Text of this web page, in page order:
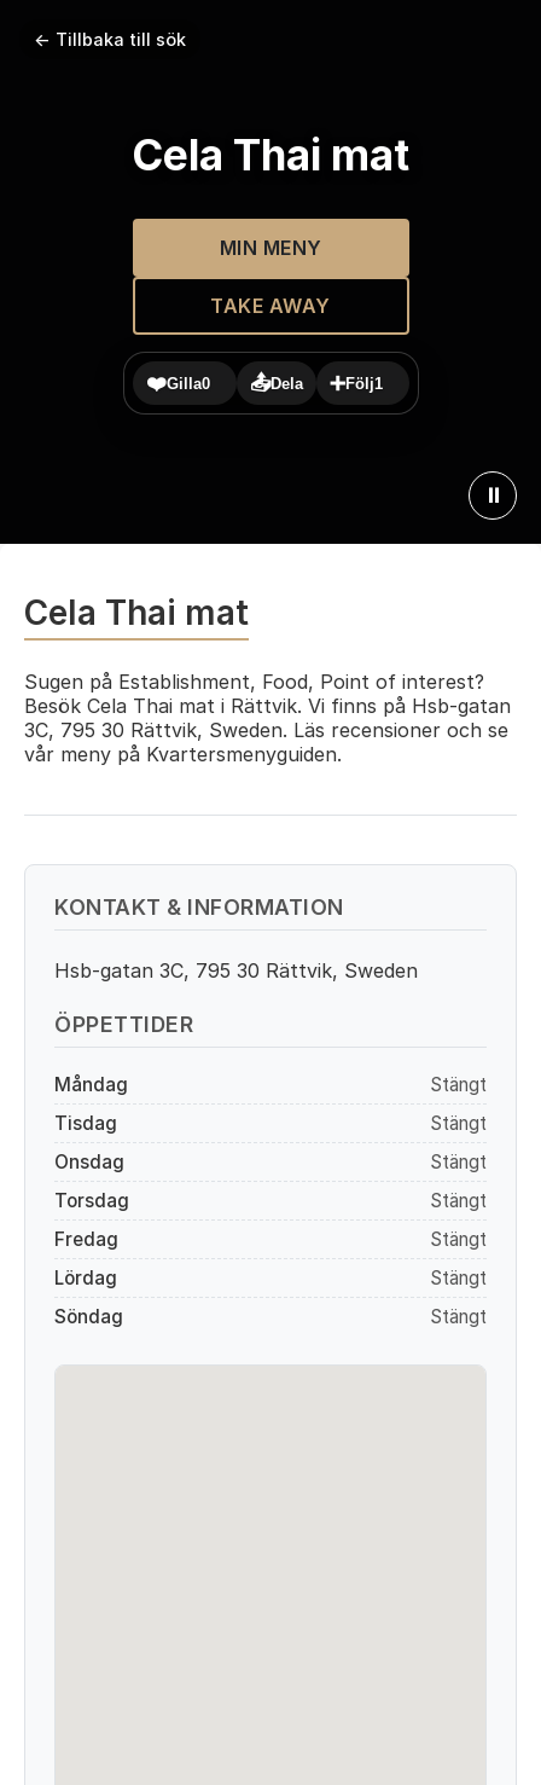
← Tillbaka till sök
Cela Thai mat
MIN MENY
TAKE AWAY
❤️Gilla0 📤Dela ➕Följ1
⏸
Cela Thai mat
Sugen på Establishment, Food, Point of interest?
Besök Cela Thai mat i Rättvik. Vi finns på Hsb-gatan
3C, 795 30 Rättvik, Sweden. Läs recensioner och se
vår meny på Kvartersmenyguiden.
KONTAKT & INFORMATION
Hsb-gatan 3C, 795 30 Rättvik, Sweden
ÖPPETTIDER
Måndag
Stängt
Tisdag
Stängt
Onsdag
Stängt
Torsdag
Stängt
Fredag
Stängt
Lördag
Stängt
Söndag
Stängt